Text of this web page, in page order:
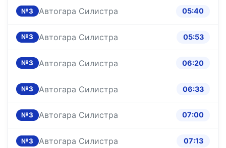
№3 Автогара Силистра 05:40
№3 Автогара Силистра 05:53
№3 Автогара Силистра 06:20
№3 Автогара Силистра 06:33
№3 Автогара Силистра 07:00
№3 Автогара Силистра 07:13